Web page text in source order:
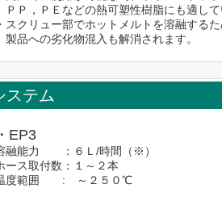
Ｐ，ＰＥなどの熱可塑性樹脂にも適して
スクリュー部でホットメルトを溶融する
品への劣化物混入も解消されます。
ステム
EP3
融能力 ：６Ｌ/時間（※）
ース取付数：１～２本
度範囲 : ～２５０℃